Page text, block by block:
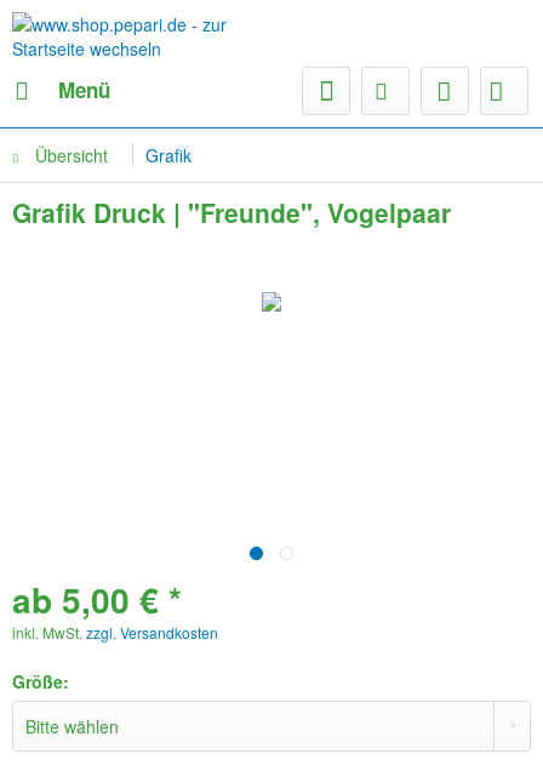
Menü
Übersicht Grafik
Grafik Druck | "Freunde", Vogelpaar
ab 5,00 € *
inkl. MwSt. zzgl. Versandkosten
Größe: